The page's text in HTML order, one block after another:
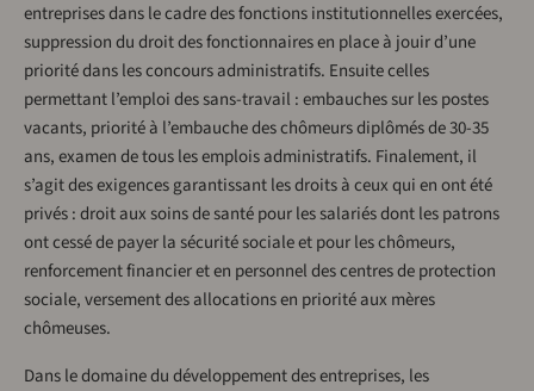
entreprises dans le cadre des fonctions institutionnelles exercées,
suppression du droit des fonctionnaires en place à jouir d’une
priorité dans les concours administratifs. Ensuite celles
permettant l’emploi des sans-travail : embauches sur les postes
vacants, priorité à l’embauche des chômeurs diplômés de 30-35
ans, examen de tous les emplois administratifs. Finalement, il
s’agit des exigences garantissant les droits à ceux qui en ont été
privés : droit aux soins de santé pour les salariés dont les patrons
ont cessé de payer la sécurité sociale et pour les chômeurs,
renforcement financier et en personnel des centres de protection
sociale, versement des allocations en priorité aux mères
chômeuses.
Dans le domaine du développement des entreprises, les